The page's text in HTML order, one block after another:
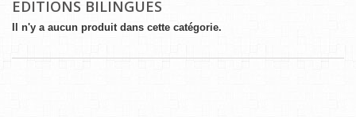
EDITIONS BILINGUES
Il n'y a aucun produit dans cette catégorie.